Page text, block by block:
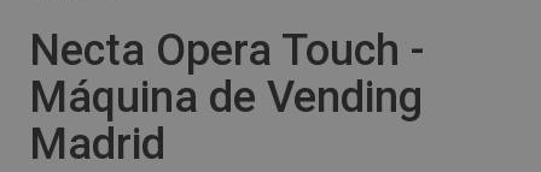
Necta Opera Touch -
Máquina de Vending
Madrid